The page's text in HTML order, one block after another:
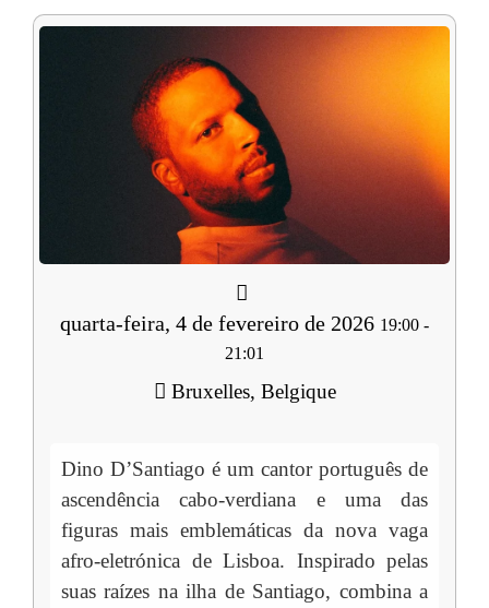
quarta-feira, 4 de fevereiro de 2026 19:00 -
21:01
Bruxelles, Belgique
Dino D’Santiago é um cantor português de
ascendência cabo-verdiana e uma das
figuras mais emblemáticas da nova vaga
afro-eletrónica de Lisboa. Inspirado pelas
suas raízes na ilha de Santiago, combina a